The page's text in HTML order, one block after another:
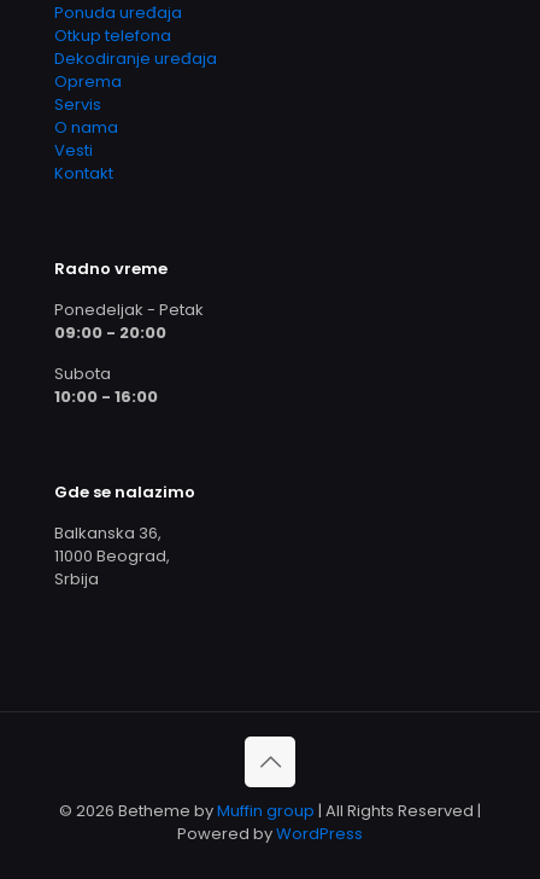
Ponuda uređaja
Otkup telefona
Dekodiranje uređaja
Oprema
Servis
O nama
Vesti
Kontakt
Radno vreme
Ponedeljak - Petak
09:00 - 20:00
Subota
10:00 - 16:00
Gde se nalazimo
Balkanska 36,
11000 Beograd,
Srbija
© 2026 Betheme byMuffin group | All Rights Reserved |
Powered byWordPress